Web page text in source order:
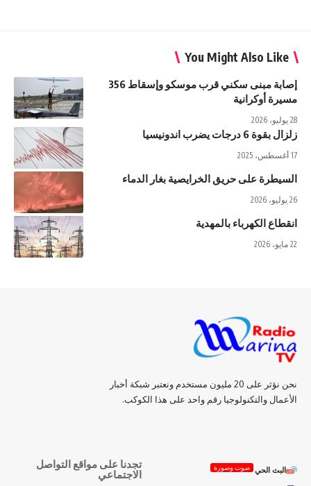
You Might Also Like
إصابة مبنى سكني قرب موسكو وإسقاط 356
مسيرة أوكرانية
28 يوليو، 2026
زلزال بقوة 6 درجات يضرب اندونيسيا
17 أغسطس، 2025
السيطرة على حريق الخرايصية بغار الدماء
26 يوليو، 2026
انقطاع الكهرباء بالمهدية
22 مايو، 2026
نحن نؤثر على 20 مليون مستخدم ونعتبر شبكة أخبار
الأعمال والتكنولوجيا رقم واحد على هذا الكوكب.
البث الحي صوت وصورة
تجدنا على مواقع التواصل
الاجتماعي